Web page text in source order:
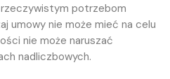
potrzebom
umowy nie może mieć na celu
nie może naruszać
nadliczbowych.